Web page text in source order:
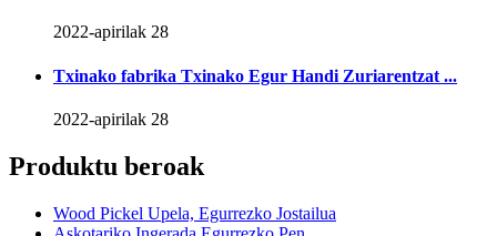
2022-apirilak 28
Txinako fabrika Txinako Egur Handi Zuriarentzat ...
2022-apirilak 28
Produktu beroak
Wood Pickel Upela, Egurrezko Jostailua